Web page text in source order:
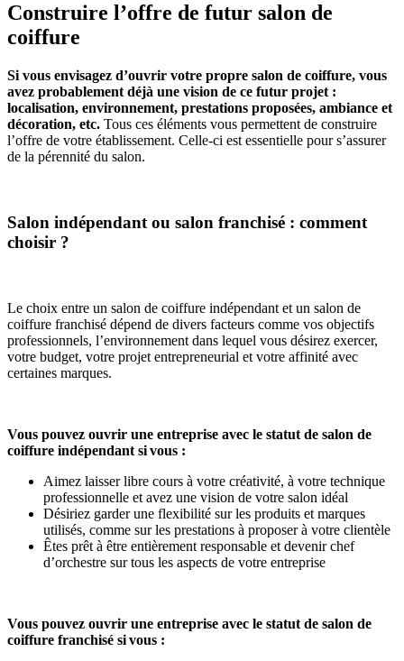
Construire l’offre de futur salon de
coiffure
Si vous envisagez d’ouvrir votre propre salon de coiffure, vous
avez probablement déjà une vision de ce futur projet :
localisation, environnement, prestations proposées, ambiance et
décoration, etc. Tous ces éléments vous permettent de construire
l’offre de votre établissement. Celle-ci est essentielle pour s’assurer
de la pérennité du salon.
Salon indépendant ou salon franchisé : comment
choisir ?
Le choix entre un salon de coiffure indépendant et un salon de
coiffure franchisé dépend de divers facteurs comme vos objectifs
professionnels, l’environnement dans lequel vous désirez exercer,
votre budget, votre projet entrepreneurial et votre affinité avec
certaines marques.
Vous pouvez ouvrir une entreprise avec le statut de salon de
coiffure indépendant si vous :
Aimez laisser libre cours à votre créativité, à votre technique
professionnelle et avez une vision de votre salon idéal
Désiriez garder une flexibilité sur les produits et marques
utilisés, comme sur les prestations à proposer à votre clientèle
Êtes prêt à être entièrement responsable et devenir chef
d’orchestre sur tous les aspects de votre entreprise
Vous pouvez ouvrir une entreprise avec le statut de salon de
coiffure franchisé si vous :